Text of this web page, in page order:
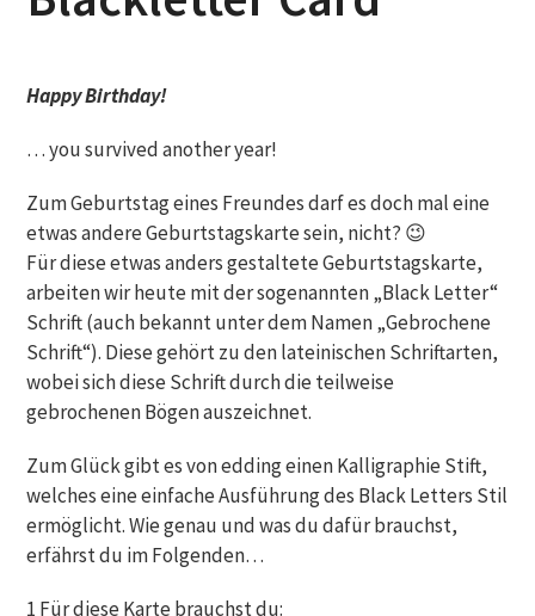
Happy Birthday!
… you survived another year!
Zum Geburtstag eines Freundes darf es doch mal eine
etwas andere Geburtstagskarte sein, nicht? 😉
Für diese etwas anders gestaltete Geburtstagskarte,
arbeiten wir heute mit der sogenannten „Black Letter“
Schrift (auch bekannt unter dem Namen „Gebrochene
Schrift“). Diese gehört zu den lateinischen Schriftarten,
wobei sich diese Schrift durch die teilweise
gebrochenen Bögen auszeichnet.
Zum Glück gibt es von edding einen Kalligraphie Stift,
welches eine einfache Ausführung des Black Letters Stil
ermöglicht. Wie genau und was du dafür brauchst,
erfährst du im Folgenden…
1 Für diese Karte brauchst du: